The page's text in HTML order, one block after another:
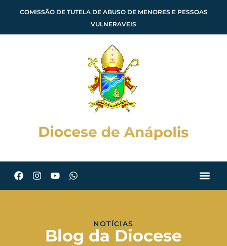
COMISSÃO DE TUTELA DE ABUSO DE MENORES E PESSOAS
VULNERAVEIS
NOTÍCIAS
Blog da Diocese